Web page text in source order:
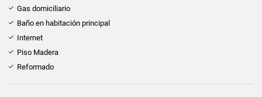
Gas domiciliario
Baño en habitación principal
Internet
Piso Madera
Reformado